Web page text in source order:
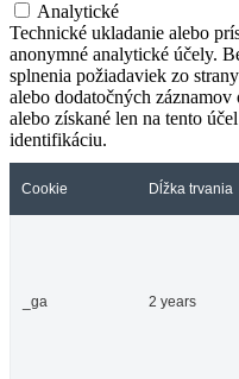
Analytické
Technické ukladanie alebo
anonymné analytické účely.
splnenia požiadaviek zo
alebo dodatočných
alebo získané len na tento
identifikáciu.
Cookie Dĺžka trvania
_ga 2 years